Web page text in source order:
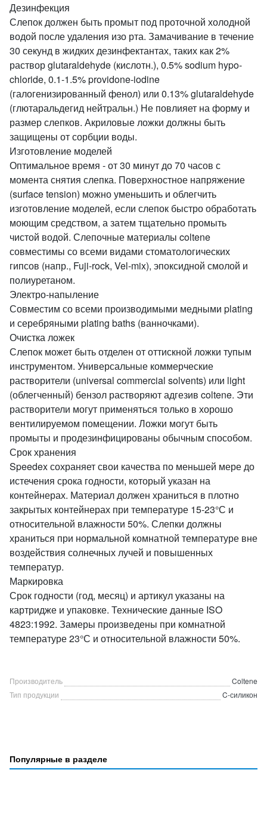
Дезинфекция
Слепок должен быть промыт под проточной холодной
водой после удаления изо рта. Замачивание в течение
30 секунд в жидких дезинфектантах, таких как 2%
раствор glutaraldehyde (кислотн.), 0.5% sodium hypo-
chloride, 0.1-1.5% providone-iodine
(галогенизированный фенол) или 0.13% glutaraldehyde
(глютаральдегид нейтральн.) Не повлияет на форму и
размер слепков. Акриловые ложки должны быть
защищены от сорбции воды.
Изготовление моделей
Оптимальное время - от 30 минут до 70 часов с
момента снятия слепка. Поверхностное напряжение
(surface tension) можно уменьшить и облегчить
изготовление моделей, если слепок быстро обработать
моющим средством, а затем тщательно промыть
чистой водой. Слепочные материалы coltene
совместимы со всеми видами стоматологических
гипсов (напр., Fuji-rock, Vel-mix), эпоксидной смолой и
полиуретаном.
Электро-напыление
Совместим со всеми производимыми медными plating
и серебряными plating baths (ванночками).
Очистка ложек
Слепок может быть отделен от оттискной ложки тупым
инструментом. Универсальные коммерческие
растворители (universal commercial solvents) или light
(облегченный) бензол растворяют адгезив coltene. Эти
растворители могут применяться только в хорошо
вентилируемом помещении. Ложки могут быть
промыты и продезинфицированы обычным способом.
Срок хранения
Speedex сохраняет свои качества по меньшей мере до
истечения срока годности, который указан на
контейнерах. Материал должен храниться в плотно
закрытых контейнерах при температуре 15-23°С и
относительной влажности 50%. Слепки должны
храниться при нормальной комнатной температуре вне
воздействия солнечных лучей и повышенных
температур.
Маркировка
Срок годности (год, месяц) и артикул указаны на
картридже и упаковке. Технические данные ISO
4823:1992. Замеры произведены при комнатной
температуре 23°С и относительной влажности 50%.
Производитель
Coltene
Тип продукции
C-силикон
Популярные в разделе